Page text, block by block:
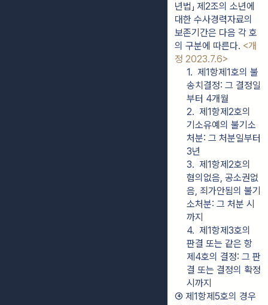
년법」 제2조의 소년에
대한 수사경력자료의
보존기간은 다음 각 호
의 구분에 따른다. <개
정 2023.7.6>
1.  제1항제1호의 불
송치결정: 그 결정일
부터 4개월
2.  제1항제2호의
기소유예의 불기소
처분: 그 처분일부터
3년
3.  제1항제2호의
혐의없음, 공소권없
음, 죄가안됨의 불기
소처분: 그 처분 시
까지
4.  제1항제3호의
판결 또는 같은 항
제4호의 결정: 그 판
결 또는 결정의 확정
시까지
④ 제1항제5호의 경우